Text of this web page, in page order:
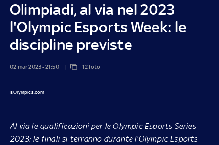
Olimpiadi, al via nel 2023
l'Olympic Esports Week: le
discipline previste
02 mar 2023 - 21:50 12 foto
©Olympics.com
Al via le qualificazioni per le Olympic Esports Series
2023: le finali si terranno durante l'Olympic Esports